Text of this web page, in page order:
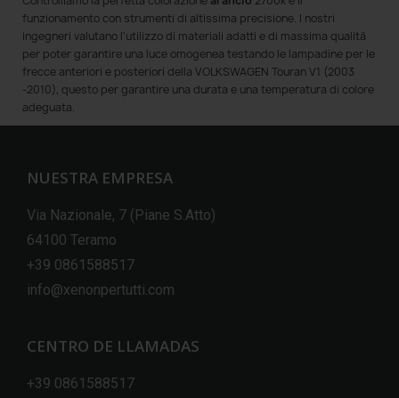
funzionamento con strumenti di altissima precisione. I nostri
ingegneri valutano l'utilizzo di materiali adatti e di massima qualità
per poter garantire una luce omogenea testando le lampadine per le
frecce anteriori e posteriori della VOLKSWAGEN Touran V1 (2003
-2010), questo per garantire una durata e una temperatura di colore
adeguata.
NUESTRA EMPRESA
Via Nazionale, 7 (Piane S.Atto)
64100 Teramo
+39 0861588517
info@xenonpertutti.com
CENTRO DE LLAMADAS
+39 0861588517